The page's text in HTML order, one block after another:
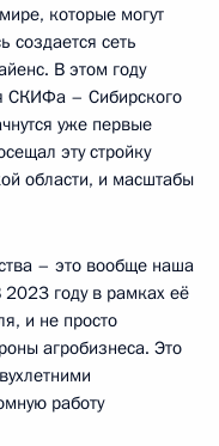
которые могут
создается сеть
В этом году
СКИФа – Сибирского
уже первые
эту стройку
области, и масштабы
– это вообще наша
2023 году в рамках её
и не просто
агробизнеса. Это
работу